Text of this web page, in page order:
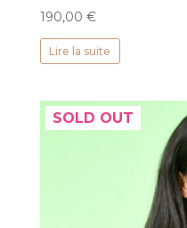
190,00 €
Lire la suite
SOLD OUT